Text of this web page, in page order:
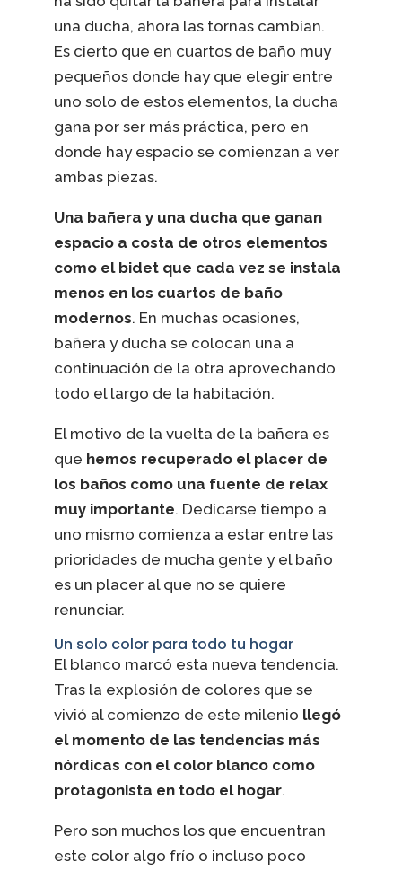
una ducha, ahora las tornas cambian.
Es cierto que en cuartos de baño muy
pequeños donde hay que elegir entre
uno solo de estos elementos, la ducha
gana por ser más práctica, pero en
donde hay espacio se comienzan a ver
ambas piezas.
Una bañera y una ducha que ganan
espacio a costa de otros elementos
como el bidet que cada vez se instala
menos en los cuartos de baño
modernos. En muchas ocasiones,
bañera y ducha se colocan una a
continuación de la otra aprovechando
todo el largo de la habitación.
El motivo de la vuelta de la bañera es
que hemos recuperado el placer de
los baños como una fuente de relax
muy importante. Dedicarse tiempo a
uno mismo comienza a estar entre las
prioridades de mucha gente y el baño
es un placer al que no se quiere
renunciar.
Un solo color para todo tu hogar
El blanco marcó esta nueva tendencia.
Tras la explosión de colores que se
vivió al comienzo de este milenio llegó
el momento de las tendencias más
nórdicas con el color blanco como
protagonista en todo el hogar.
Pero son muchos los que encuentran
este color algo frío o incluso poco